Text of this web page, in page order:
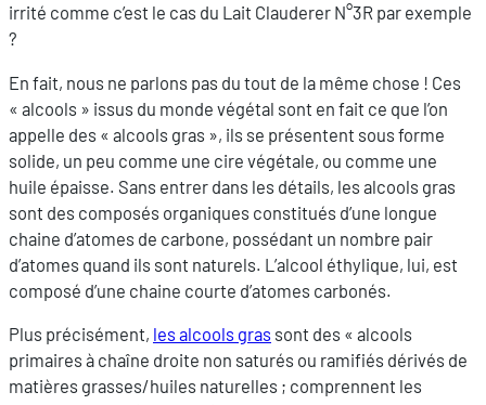
irrité comme c’est le cas du Lait Clauderer N°3R par exemple
?
En fait, nous ne parlons pas du tout de la même chose ! Ces
« alcools » issus du monde végétal sont en fait ce que l’on
appelle des « alcools gras », ils se présentent sous forme
solide, un peu comme une cire végétale, ou comme une
huile épaisse. Sans entrer dans les détails, les alcools gras
sont des composés organiques constitués d’une longue
chaine d’atomes de carbone, possédant un nombre pair
d’atomes quand ils sont naturels. L’alcool éthylique, lui, est
composé d’une chaine courte d’atomes carbonés.
Plus précisément, les alcools gras sont des « alcools
primaires à chaîne droite non saturés ou ramifiés dérivés de
matières grasses/huiles naturelles ; comprennent les